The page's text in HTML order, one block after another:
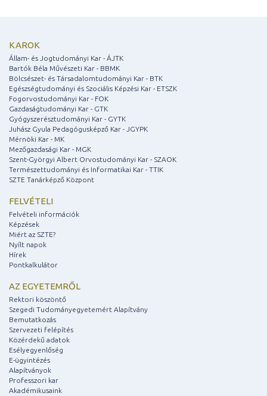
KAROK
Állam- és Jogtudományi Kar - ÁJTK
Bartók Béla Művészeti Kar - BBMK
Bölcsészet- és Társadalomtudományi Kar - BTK
Egészségtudományi és Szociális Képzési Kar - ETSZK
Fogorvostudományi Kar - FOK
Gazdaságtudományi Kar - GTK
Gyógyszerésztudományi Kar - GYTK
Juhász Gyula Pedagógusképző Kar - JGYPK
Mérnöki Kar - MK
Mezőgazdasági Kar - MGK
Szent-Györgyi Albert Orvostudományi Kar - SZAOK
Természettudományi és Informatikai Kar - TTIK
SZTE Tanárképző Központ
FELVÉTELI
Felvételi információk
Képzések
Miért az SZTE?
Nyílt napok
Hírek
Pontkalkulátor
AZ EGYETEMRŐL
Rektori köszöntő
Szegedi Tudományegyetemért Alapítvány
Bemutatkozás
Szervezeti felépítés
Közérdekű adatok
Esélyegyenlőség
E-ügyintézés
Alapítványok
Professzori kar
Akadémikusaink